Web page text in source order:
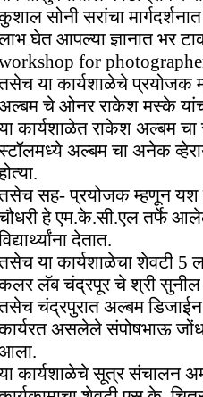
सोनी सरांचा
घेत आपल्या ज्ञानात भर
for
या कार्यशाळेचे प्रयोजक
चे ओनर राकेश मस्के
कार्यशाळेत राकेश अल्बम
अल्बम चा अनेक
सह- प्रयोजक म्हणून यश
हे एम.के.सी.एल तर्फे
देतात.
या कार्यशाळेचा शेवटी 5
लॅब चंद्रपूर चे श्री
चंद्रपुरात अल्बम डिजाईन
असलेले संपोषभाऊ
कार्यशाळेचे सूत्र संचालन